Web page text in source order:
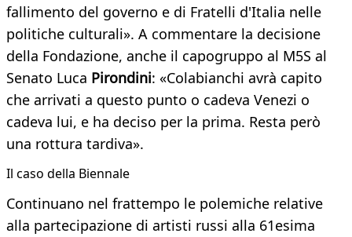
fallimento del governo e di Fratelli d'Italia nelle
politiche culturali». A commentare la decisione
della Fondazione, anche il capogruppo al M5S al
Senato Luca Pirondini: «Colabianchi avrà capito
che arrivati a questo punto o cadeva Venezi o
cadeva lui, e ha deciso per la prima. Resta però
una rottura tardiva».
Il caso della Biennale
Continuano nel frattempo le polemiche relative
alla partecipazione di artisti russi alla 61esima